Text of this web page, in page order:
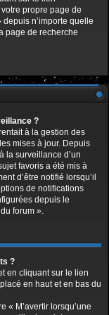
propre page de
n’importe quelle
page de recherche
?
à la gestion des
mises à jour. Depuis
la surveillance d’un
favoris a été mis à
d’être notifié lorsqu’il
de notifications
depuis le
forum ».
?
en cliquant sur le lien
en haut et en bas du
« M’avertir lorsqu’une